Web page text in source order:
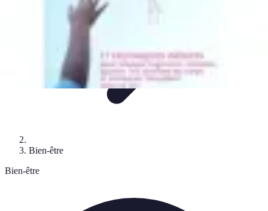
Bien-être
Bien-être